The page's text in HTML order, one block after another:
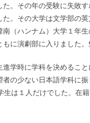
。その年の受験に失敗
。その大学は文学部の
（ハンナム）大学１年
に演劇部に入りました
学時に学科を決めるこ
の少ない日本語学科に
生は１人だけでした。在